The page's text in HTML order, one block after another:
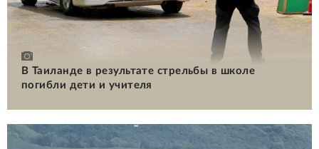
В Таиланде в результате стрельбы в школе
погибли дети и учителя